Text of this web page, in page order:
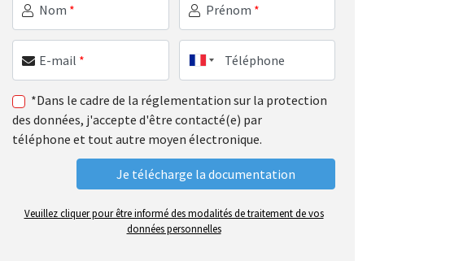
Nom * Prénom *
E-mail * Téléphone
*Dans le cadre de la réglementation sur la protection
des données, j'accepte d'être contacté(e) par
téléphone et tout autre moyen électronique.
Veuillez cliquer pour être informé des modalités de traitement de vos
données personnelles